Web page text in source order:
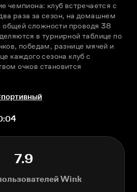
чемпиона: клуб встречается с
раза за сезон, на домашнем
общей сложности проводя 38
в турнирной таблице по
победам, разнице мячей и
каждого сезона клуб с
очков становится
7.9
Wink